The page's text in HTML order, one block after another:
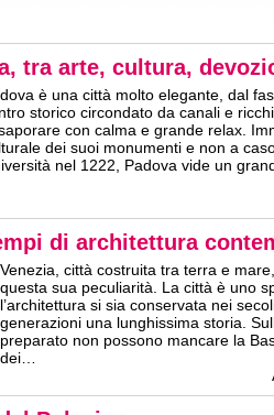
tra arte, cultura,
è una città molto elegante, dal
storico circondato da canali e
con calma e grande relax.
dei suoi monumenti e non a
nel 1222, Padova vide un
di architettura
Venezia, città costruita tra terra e
questa sua peculiarità. La città è uno
l’architettura si sia conservata nei
generazioni una lunghissima storia.
preparato non possono mancare la
dei…